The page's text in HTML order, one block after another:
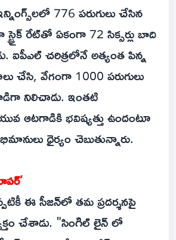
776 పరుగులు చేసిన
రేట్‌తో ఏకంగా 72 సిక్సర్లు బాది
ఐపీఎల్ చరిత్రలోనే అత్యంత పిన్న
చేసి, వేగంగా 1000 పరుగులు
నిలిచాడు. ఇంతటి
ఆటగాడికి భవిష్యత్తు ఉందంటూ
ధైర్యం చెబుతున్నారు.
ఈ సీజన్‌లో తమ ప్రదర్శనపై
చేశాడు. "సింగిల్ లైన్ లో